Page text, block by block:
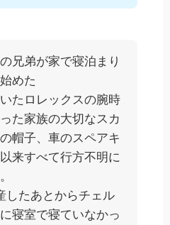
兄弟が家で寝泊まり
めた
たロレックスの腕時
た家族の大切なスカ
帽子、車のスペアキ
来すべて行方不明に
したあとからチェル
寝室で寝ていなかっ